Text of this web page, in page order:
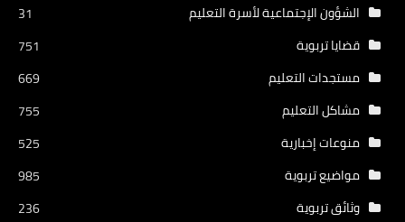
الشؤون الإجتماعية لأسرة التعليم
31
قضايا تربوية
751
مستجدات التعليم
669
مشاكل التعليم
755
منوعات إخبارية
525
مواضيع تربوية
985
وثائق تربوية
236